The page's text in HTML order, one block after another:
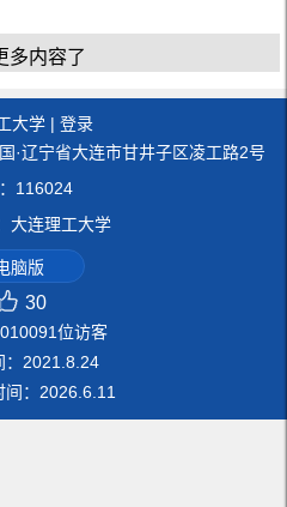
多内容了
大学 | 登录
·辽宁省大连市甘井子区凌工路2号
116024
大连理工大学
脑版
30
位访客
2021 8 24
： 2026 6 11